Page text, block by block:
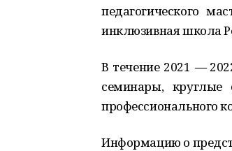
педагогического
инклюзивная школа
В течение 2021 —
семинары,
профессионального
Информацию о